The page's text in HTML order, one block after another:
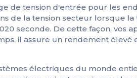
de tension d'entrée pour les
de la tension secteur lorsque la
seconde. De cette façon, vos
il assure un rendement élevé
électriques du monde